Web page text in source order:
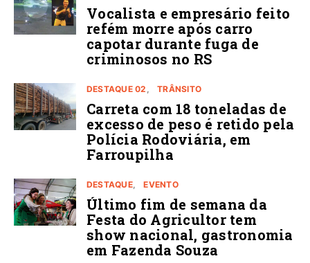
Vocalista e empresário feito
refém morre após carro
capotar durante fuga de
criminosos no RS
DESTAQUE 02 TRÂNSITO
Carreta com 18 toneladas de
excesso de peso é retido pela
Polícia Rodoviária, em
Farroupilha
DESTAQUE EVENTO
Último fim de semana da
Festa do Agricultor tem
show nacional, gastronomia
em Fazenda Souza